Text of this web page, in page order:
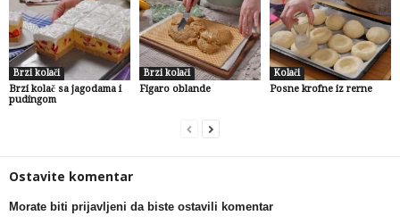
Brzi kolači
Brzi kolač sa jagodama i
pudingom
Brzi kolači
Figaro oblande
Kolači
Posne krofne iz rerne
Ostavite komentar
Morate biti prijavljeni da biste ostavili komentar